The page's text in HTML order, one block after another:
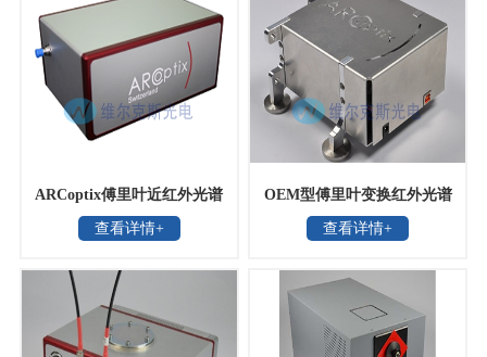
ARCoptix傅里叶近红外光谱
仪
查看详情+
OEM型傅里叶变换红外光谱
仪
查看详情+